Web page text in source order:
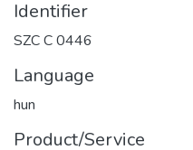
Identifier
SZC C 0446
Language
hun
Product/Service